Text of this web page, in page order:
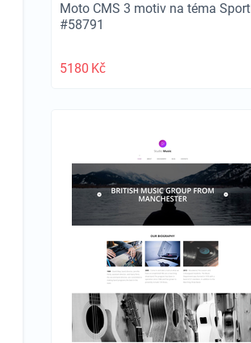
Moto CMS 3 motiv na téma Sport
#58791
5180 Kč